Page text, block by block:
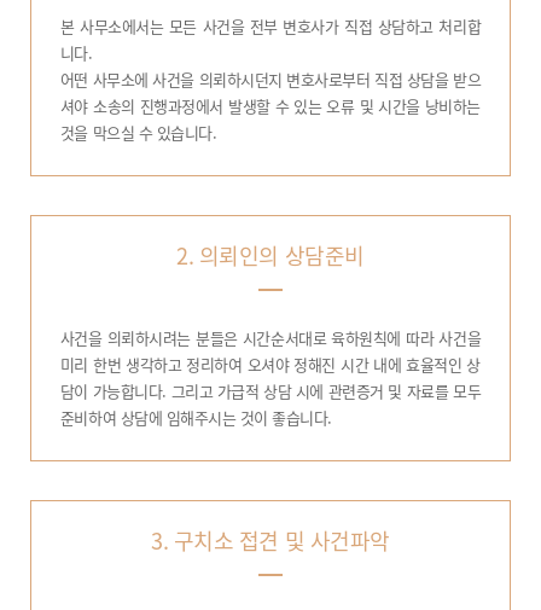
본 사무소에서는 모든 사건을 전부 변호사가 직접 상담하고 처리합
니다.
어떤 사무소에 사건을 의뢰하시던지 변호사로부터 직접 상담을 받으
셔야 소송의 진행과정에서 발생할 수 있는 오류 및 시간을 낭비하는
것을 막으실 수 있습니다.
2. 의뢰인의 상담준비
사건을 의뢰하시려는 분들은 시간순서대로 육하원칙에 따라 사건을
미리 한번 생각하고 정리하여 오셔야 정해진 시간 내에 효율적인 상
담이 가능합니다. 그리고 가급적 상담 시에 관련증거 및 자료를 모두
준비하여 상담에 임해주시는 것이 좋습니다.
3. 구치소 접견 및 사건파악